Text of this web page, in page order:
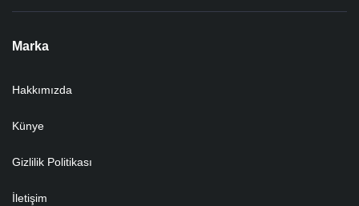
Marka
Hakkımızda
Künye
Gizlilik Politikası
İletişim